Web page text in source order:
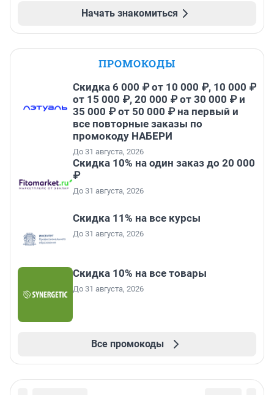
Начать знакомиться
ПРОМОКОДЫ
Скидка 6 000 ₽ от 10 000 ₽, 10 000 ₽
от 15 000 ₽, 20 000 ₽ от 30 000 ₽ и
35 000 ₽ от 50 000 ₽ на первый и
все повторные заказы по
промокоду НАБЕРИ
До 31 августа, 2026
Скидка 10% на один заказ до 20 000
₽
До 31 августа, 2026
Скидка 11% на все курсы
До 31 августа, 2026
Скидка 10% на все товары
До 31 августа, 2026
Все промокоды